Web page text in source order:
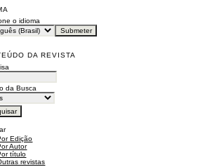
o idioma
DA REVISTA
da Busca
Edição
Autor
título
revistas